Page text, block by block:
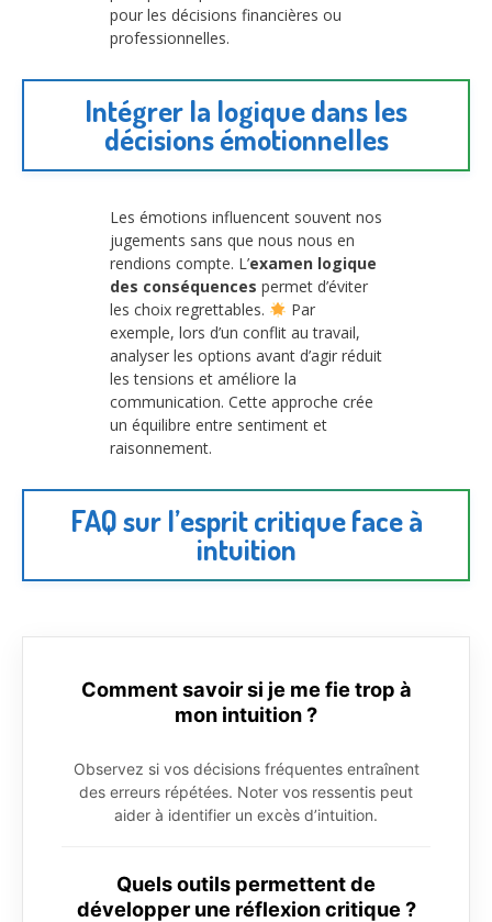
pour les décisions financières ou
professionnelles.
Intégrer la logique dans les
décisions émotionnelles
Les émotions influencent souvent nos
jugements sans que nous nous en
rendions compte. L’examen logique
des conséquences permet d’éviter
les choix regrettables.
Par
exemple, lors d’un conflit au travail,
analyser les options avant d’agir réduit
les tensions et améliore la
communication. Cette approche crée
un équilibre entre sentiment et
raisonnement.
FAQ sur l’esprit critique face à
intuition
Comment savoir si je me fie trop à
mon intuition ?
Observez si vos décisions fréquentes entraînent
des erreurs répétées. Noter vos ressentis peut
aider à identifier un excès d’intuition.
Quels outils permettent de
développer une réflexion critique ?